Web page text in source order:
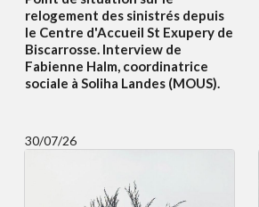
relogement des sinistrés depuis
le Centre d'Accueil St Exupery de
Biscarrosse. Interview de
Fabienne Halm, coordinatrice
sociale à Soliha Landes (MOUS).
30/07/26